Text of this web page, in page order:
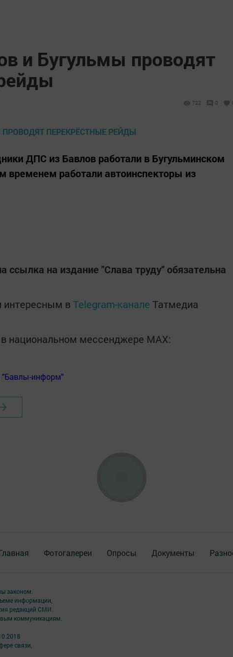
и Бугульмы проводят
722 0
ДПС из Бавлов работали в Бугульминском
временем работали автоинспекторы из
ссылка на издание "Слава труду" обязательна
в Telegram-канале Татмедиа
в национальном мессенджере MАХ:
"Бавлы-информ"
Фотогалереи Опросы Документы
законом.
информации,
редакций СМИ.
коммуникациям.
связи,